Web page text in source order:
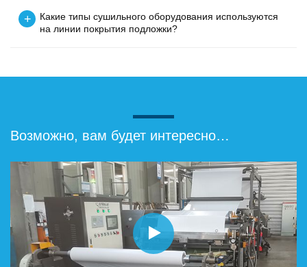
+
Какие типы сушильного оборудования используются
на линии покрытия подложки?
Возможно, вам будет интересно…